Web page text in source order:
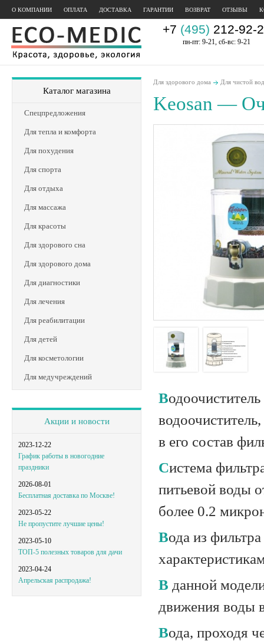
О КОМПАНИИ ОПЛАТА ДОСТАВКА ГАРАНТИИ ВОЗВРАТ ОТЗЫВЫ
+7 (495) 212-92-
пн-пт: 9-21, сб-вс: 9-21
Каталог магазина
Спецпредложения
Для тепла и комфорта
Для похудения
Для спорта
Для отдыха
Для массажа
Для красоты
Для здорового сна
Для здорового дома
Для диагностики
Для лечения
Для реабилитации
Для детей
Для косметологии
Для медучреждений
Акции и новости
2023-12-22
График работы в новогодние
праздники
2026-08-01
Бесплатная доставка по Москве!
2023-05-22
Не пропустите лучшие цены!
2023-05-10
ТОП-5 полезных товаров для дачи
2023-04-24
Апрельская распродажа!
Для здорового дома Для чистой
Keosan —
Водоочиститель Keosan KS-971 - это уникальный накопительный
в его состав
Система фильтрации и минерализации воды - предназначена для очистки
питьевой воды
более 0.2
Вода из фильтра Keosan по своим качествам и информационным
В данной модели водоочистителя - применяется принцип естественного
движения воды
Вода, проходя через различные слои в почве, перемещается под